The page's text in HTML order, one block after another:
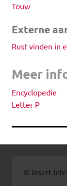
Touw
Externe
Rust vinden in
Meer
Encyclopedie
Letter P
© Insert